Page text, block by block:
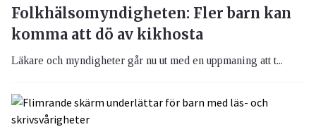
Folkhälsomyndigheten: Fler barn kan
komma att dö av kikhosta
Läkare och myndigheter går nu ut med en uppmaning att t...